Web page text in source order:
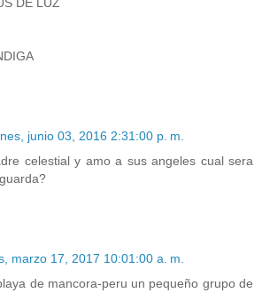
junio 03, 2016 2:31:00 p. m.
celestial y amo a sus angeles cual sera
marzo 17, 2017 10:01:00 a. m.
de mancora-peru un pequeño grupo de